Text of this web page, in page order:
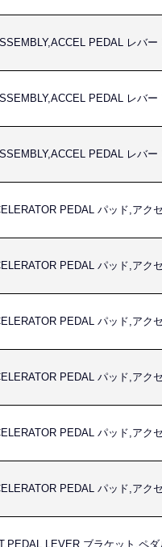
PEDAL レバ
PEDAL レバ
PEDAL レバ
PEDAL パッド,アク
PEDAL パッド,アク
PEDAL パッド,アク
PEDAL パッド,アク
PEDAL パッド,アク
PEDAL パッド,アク
LEVER ブラケット,ペダ